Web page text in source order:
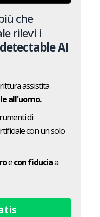
che
rilevi i
AI
assistita
all'uomo.
di
con un solo
econ fiduciaa